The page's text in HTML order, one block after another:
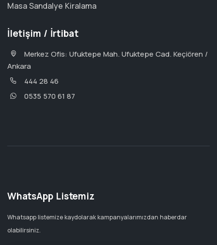
Masa Sandalye Kiralama
İletişim / İrtibat
Merkez Ofis: Ufuktepe Mah. Ufuktepe Cad. Keçiören /
Ankara
444 28 46
0535 570 61 87
WhatsApp Listemiz
Whatsapp listemize kaydolarak kampanyalarımızdan haberdar
olabilirsiniz.